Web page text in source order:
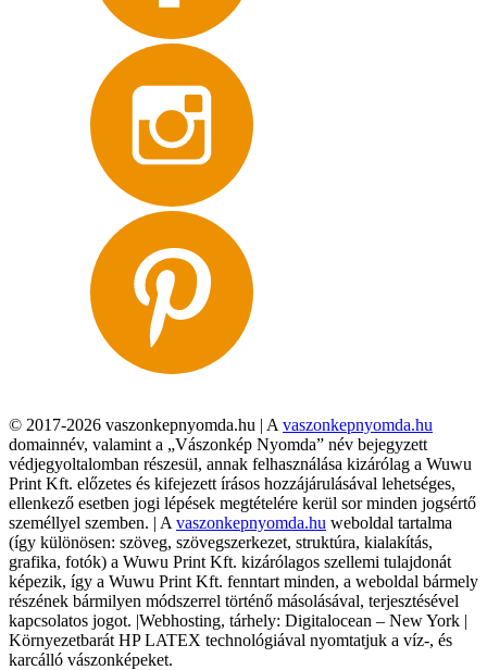
© 2017-2026 vaszonkepnyomda.hu | A vaszonkepnyomda.hu
domainnév, valamint a „Vászonkép Nyomda” név bejegyzett
védjegyoltalomban részesül, annak felhasználása kizárólag a Wuwu
Print Kft. előzetes és kifejezett írásos hozzájárulásával lehetséges,
ellenkező esetben jogi lépések megtételére kerül sor minden jogsértő
személlyel szemben. | A vaszonkepnyomda.hu weboldal tartalma
(így különösen: szöveg, szövegszerkezet, struktúra, kialakítás,
grafika, fotók) a Wuwu Print Kft. kizárólagos szellemi tulajdonát
képezik, így a Wuwu Print Kft. fenntart minden, a weboldal bármely
részének bármilyen módszerrel történő másolásával, terjesztésével
kapcsolatos jogot. |Webhosting, tárhely: Digitalocean – New York |
Környezetbarát HP LATEX technológiával nyomtatjuk a víz-, és
karcálló vászonképeket.